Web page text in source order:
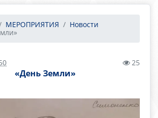
МЕРОПРИЯТИЯ
Новости
25
«День Земли»